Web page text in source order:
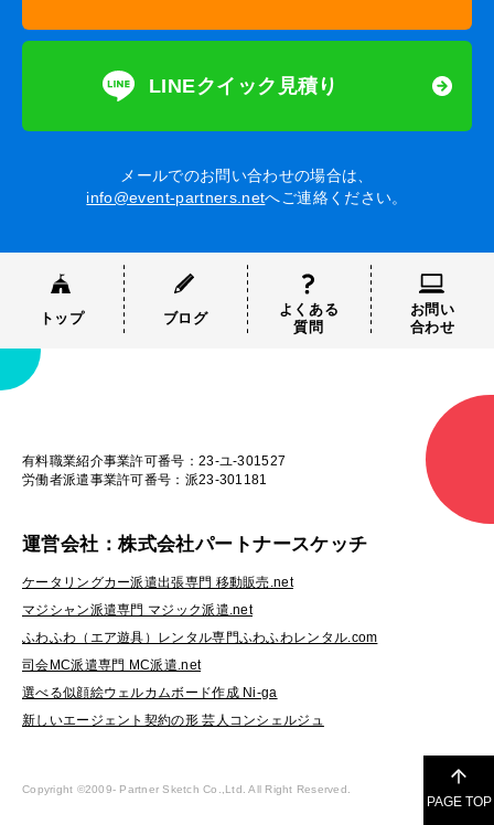
LINEクイック見積り
メールでのお問い合わせの場合は、
info@event-partners.netへご連絡ください。
トップ ブログ
よくある
質問
お問い
合わせ
有料職業紹介事業許可番号：23-ユ-301527
労働者派遣事業許可番号：派23-301181
運営会社：株式会社パートナースケッチ
ケータリングカー派遣出張専門 移動販売.net
マジシャン派遣専門 マジック派遣.net
ふわふわ（エア遊具）レンタル専門ふわふわレンタル.com
司会MC派遣専門 MC派遣.net
選べる似顔絵ウェルカムボード作成 Ni-ga
新しいエージェント契約の形 芸人コンシェルジュ
Copyright ©2009- Partner Sketch Co.,Ltd. All Right Reserved.
PAGE TOP